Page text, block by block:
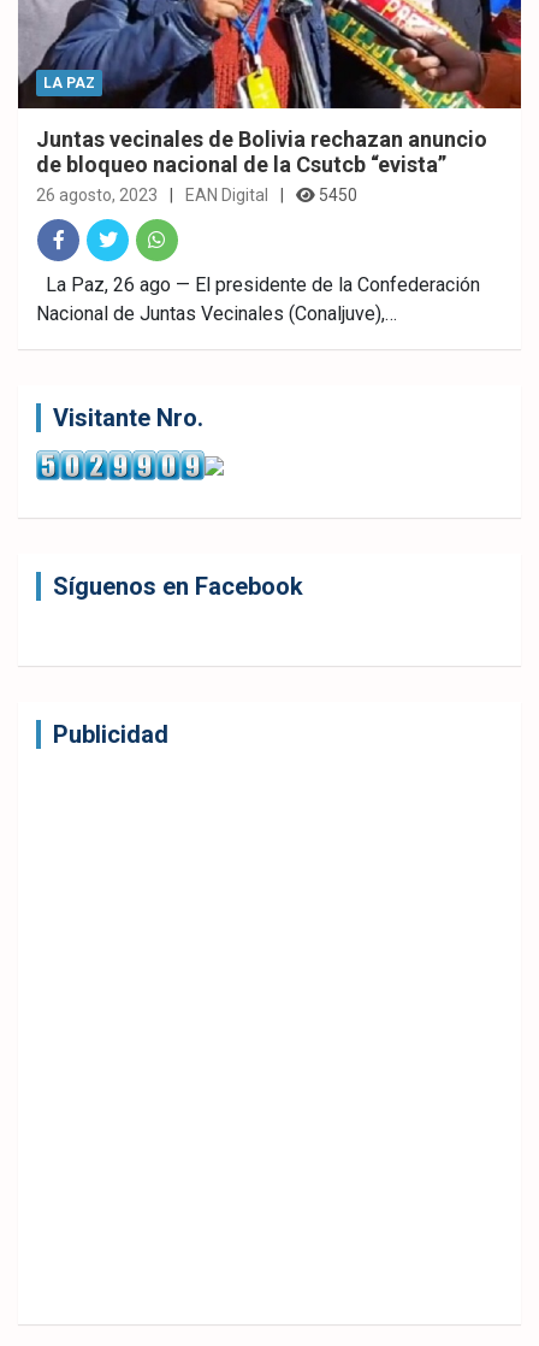
LA PAZ
Juntas vecinales de Bolivia rechazan anuncio
de bloqueo nacional de la Csutcb “evista”
26 agosto, 2023 EAN Digital 5450
Fac
ebo
Twitt
er
What
sAp
La Paz, 26 ago — El presidente de la Confederación
Nacional de Juntas Vecinales (Conaljuve),…
Visitante Nro.
Síguenos en Facebook
Publicidad